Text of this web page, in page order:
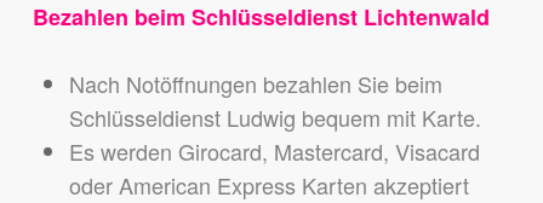
Bezahlen beim Schlüsseldienst Lichtenwald
Nach Notöffnungen bezahlen Sie beim
Schlüsseldienst Ludwig bequem mit Karte.
Es werden Girocard, Mastercard, Visacard
oder American Express Karten akzeptiert